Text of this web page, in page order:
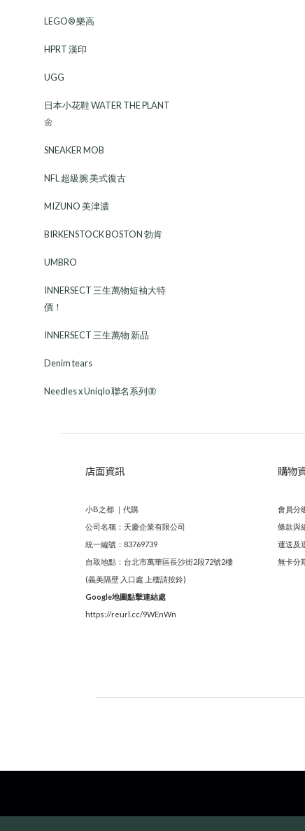
LEGO® 樂高
HPRT 漢印
UGG
日本小花鞋 WATER THE PLANT
🌼
SNEAKER MOB
NFL 超級腕 美式復古
MIZUNO 美津濃
BIRKENSTOCK BOSTON 勃肯
UMBRO
INNERSECT 三生萬物短袖大特
價！
INNERSECT 三生萬物 新品
Denim tears
Needles x Uniqlo 聯名系列🦋
店面資訊
小B之都 ｜代購
公司名稱：天慶企業有限公司
統一編號：83769739
自取地點：台北市萬華區長沙街2段72號2樓
(義美隔壁 入口處 上樓請按鈴)
Google地圖點擊連結處
https://reurl.cc/9WEnWn
購物
會員分
條款與
運送及
無卡分